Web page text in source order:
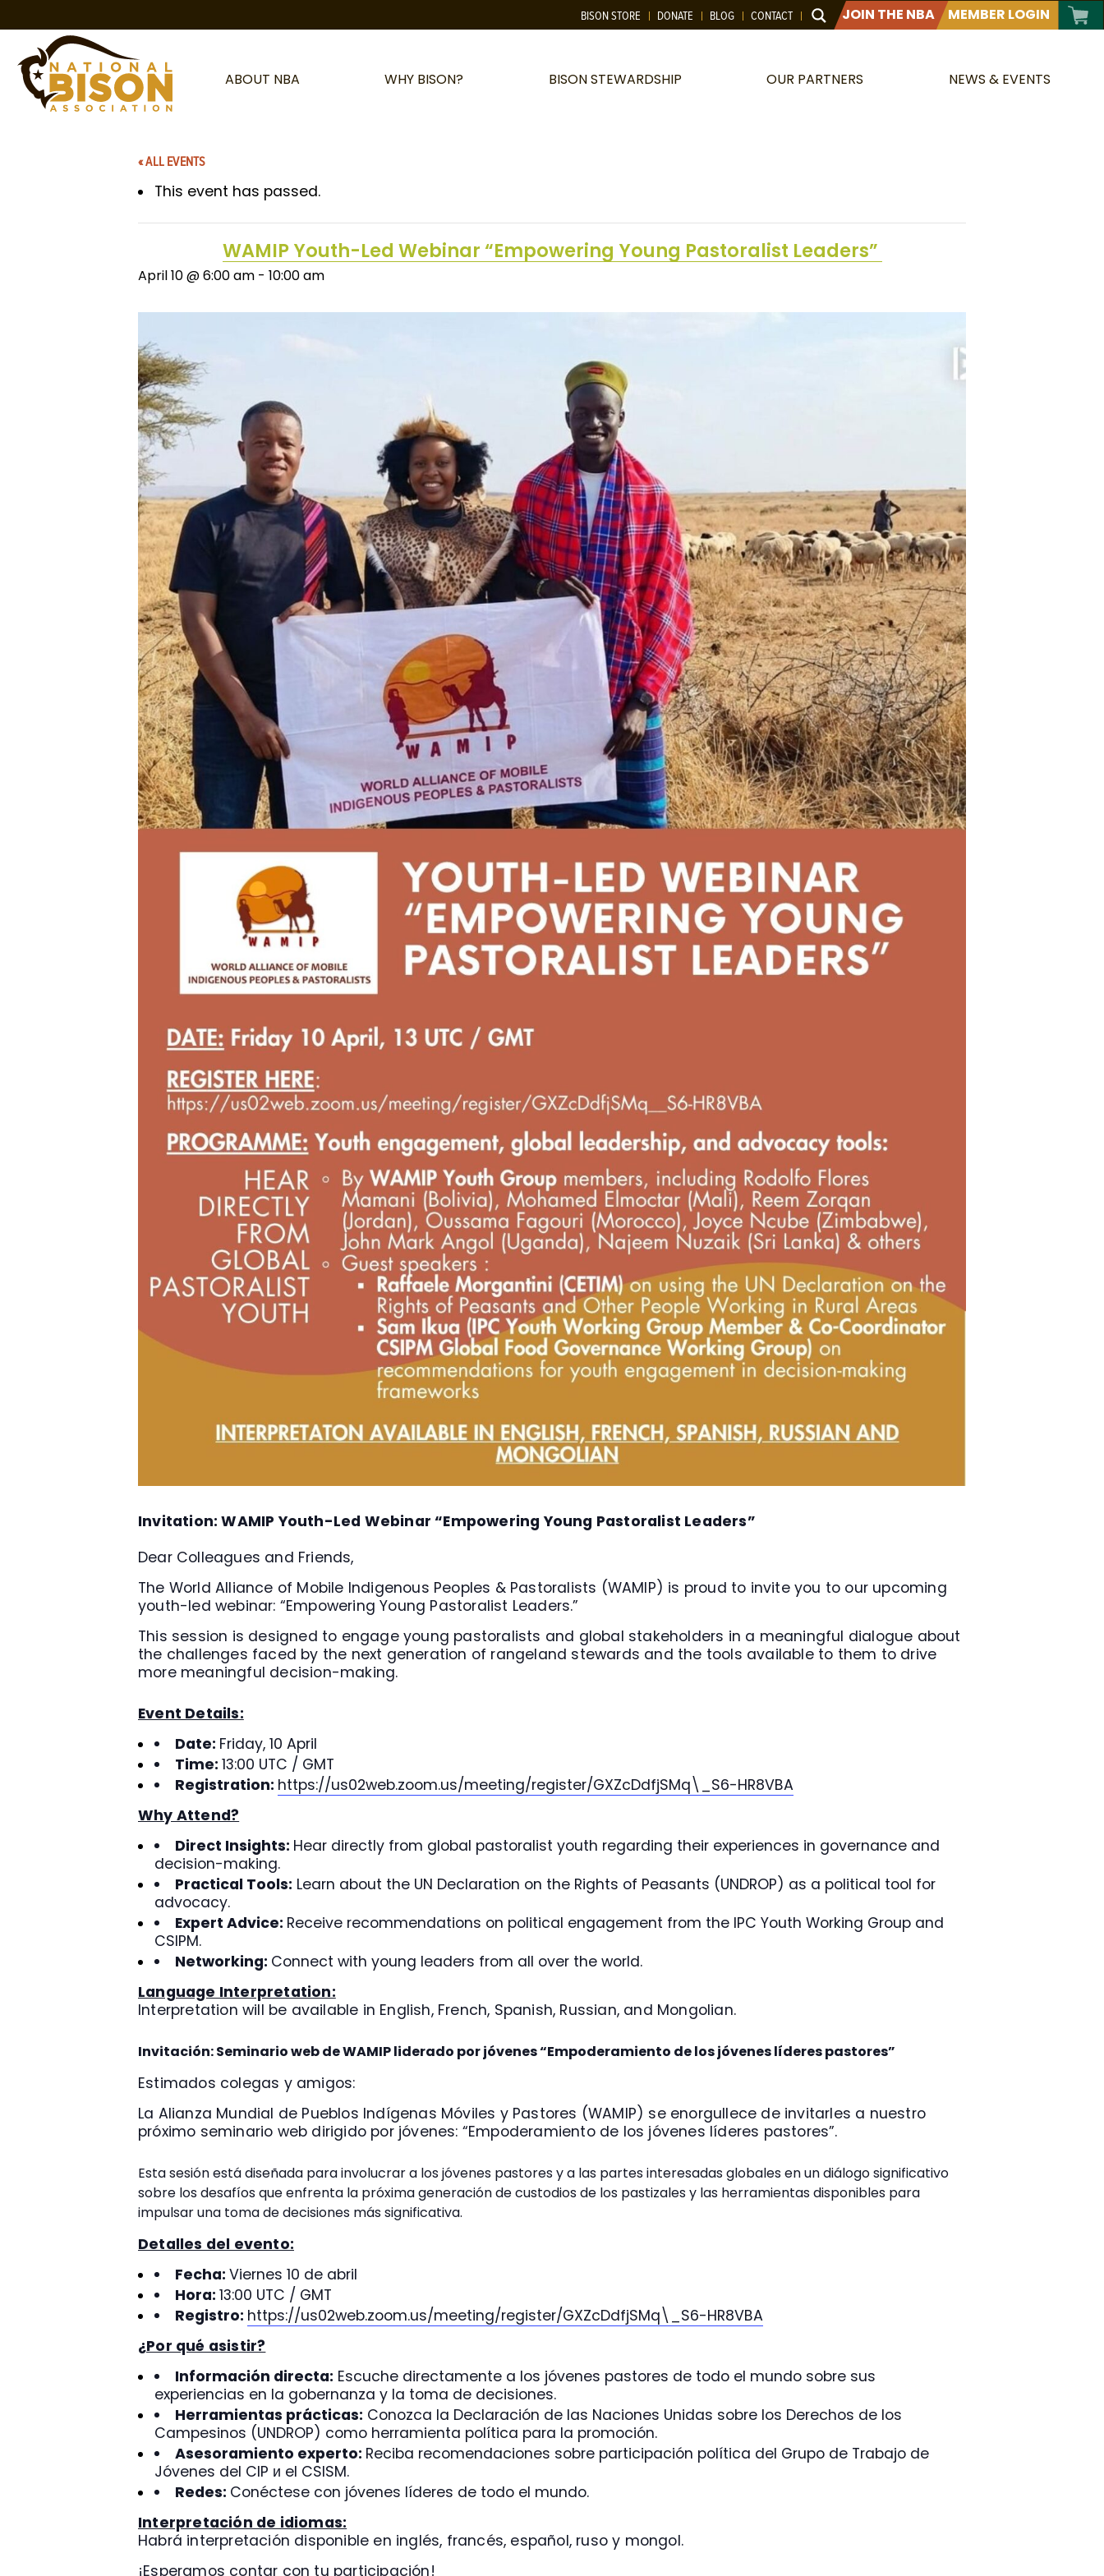
BISON STORE DONATE BLOG CONTACT JOIN THE NBA MEMBER LOGIN
ABOUT NBA WHY BISON? BISON STEWARDSHIP OUR PARTNERS NEWS & EVENTS
« ALL EVENTS
This event has passed.
WAMIP Youth-Led Webinar “Empowering Young Pastoralist Leaders”
April 10 @ 6:00 am - 10:00 am
Invitation: WAMIP Youth-Led Webinar “Empowering Young Pastoralist Leaders”
Dear Colleagues and Friends,
The World Alliance of Mobile Indigenous Peoples & Pastoralists (WAMIP) is proud to invite you to our upcoming
youth-led webinar: “Empowering Young Pastoralist Leaders.”
This session is designed to engage young pastoralists and global stakeholders in a meaningful dialogue about
the challenges faced by the next generation of rangeland stewards and the tools available to them to drive
more meaningful decision-making.
Event Details:
Date: Friday, 10 April
Time: 13:00 UTC / GMT
Registration: https://us02web.zoom.us/meeting/register/GXZcDdfjSMq\_S6-HR8VBA
Why Attend?
Direct Insights: Hear directly from global pastoralist youth regarding their experiences in governance and
decision-making.
Practical Tools: Learn about the UN Declaration on the Rights of Peasants (UNDROP) as a political tool for
advocacy.
Expert Advice: Receive recommendations on political engagement from the IPC Youth Working Group and
CSIPM.
Networking: Connect with young leaders from all over the world.
Language Interpretation:
Interpretation will be available in English, French, Spanish, Russian, and Mongolian.
Invitación: Seminario web de WAMIP liderado por jóvenes “Empoderamiento de los jóvenes líderes pastores”
Estimados colegas y amigos:
La Alianza Mundial de Pueblos Indígenas Móviles y Pastores (WAMIP) se enorgullece de invitarles a nuestro
próximo seminario web dirigido por jóvenes: “Empoderamiento de los jóvenes líderes pastores”.
Esta sesión está diseñada para involucrar a los jóvenes pastores y a las partes interesadas globales en un diálogo significativo
sobre los desafíos que enfrenta la próxima generación de custodios de los pastizales y las herramientas disponibles para
impulsar una toma de decisiones más significativa.
Detalles del evento:
Fecha: Viernes 10 de abril
Hora: 13:00 UTC / GMT
Registro: https://us02web.zoom.us/meeting/register/GXZcDdfjSMq\_S6-HR8VBA
¿Por qué asistir?
Información directa: Escuche directamente a los jóvenes pastores de todo el mundo sobre sus
experiencias en la gobernanza y la toma de decisiones.
Herramientas prácticas: Conozca la Declaración de las Naciones Unidas sobre los Derechos de los
Campesinos (UNDROP) como herramienta política para la promoción.
Asesoramiento experto: Reciba recomendaciones sobre participación política del Grupo de Trabajo de
Jóvenes del CIP и el CSISM.
Redes: Conéctese con jóvenes líderes de todo el mundo.
Interpretación de idiomas:
Habrá interpretación disponible en inglés, francés, español, ruso y mongol.
¡Esperamos contar con tu participación!